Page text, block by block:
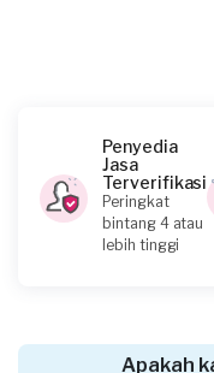
Nilam requested
30 hari yang lalu
Depok, Jawa Barat
Penyedia
Jasa
Terverifikasi
Peringkat
bintang 4 atau
lebih tinggi
Apakah